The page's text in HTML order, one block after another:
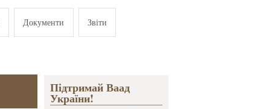
Документи Звіти
Підтримай Ваад
України!